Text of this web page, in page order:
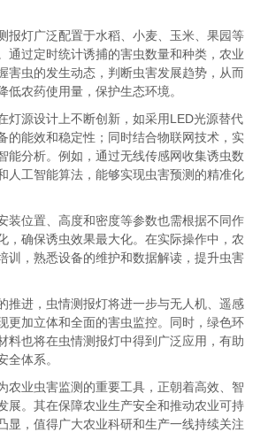
报灯广泛配置于水稻、小麦、玉米、果园等
通过定时统计诱捕的害虫数量和种类，农业
害虫的发生动态，判断虫害发展趋势，从而
低农药使用量，保护生态环境。
灯源设计上不断创新，如采用LED光源替代
的能效和稳定性；同时结合物联网技术，实
能分析。例如，通过无线传感网收集诱虫数
人工智能算法，能够实现虫害预测的精准化
装位置、高度和密度等参数也需根据不同作
，确保诱虫效果最大化。在实际操作中，农
训，熟悉设备的维护和数据解读，提升虫害
推进，虫情测报灯将进一步与无人机、遥感
更加立体和全面的害虫监控。同时，绿色环
料也将在虫情测报灯中得到广泛应用，有助
全体系。
农业虫害监测的重要工具，正朝着高效、智
展。其在保障农业生产安全和推动农业可持
显，值得广大农业科研和生产一线持续关注